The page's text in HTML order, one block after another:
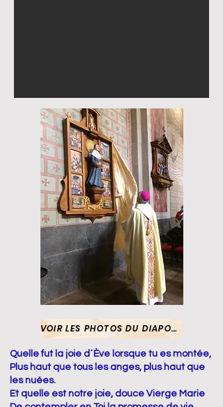
VOIR LES PHOTOS DU DIAPORAMA
Quelle fut la joie d´Ève lorsque tu es montée,
Plus haut que tous les anges, plus haut que
les nuées.
Et quelle est notre joie, douce Vierge Marie